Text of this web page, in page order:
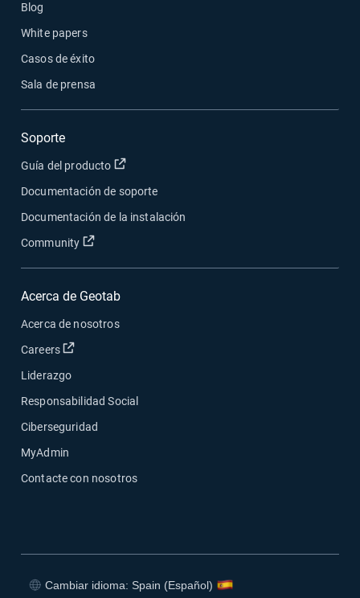
Blog
White papers
Casos de éxito
Sala de prensa
Soporte
Guía del producto Abrir en una nueva ventana
Documentación de soporte
Documentación de la instalación
Community
Abrir en una nueva ventana
Acerca de Geotab
Acerca de nosotros
Careers
Abrir en una nueva ventana
Liderazgo
Responsabilidad Social
Ciberseguridad
MyAdmin
Contacte con nosotros
Cambiar idioma: Spain (Español)